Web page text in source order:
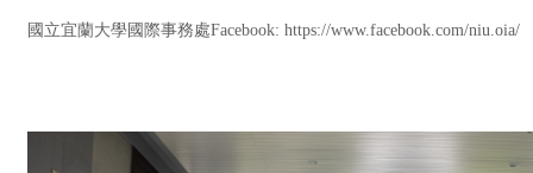
國立宜蘭大學國際事務處Facebook: https://www.facebook.com/niu.oia/